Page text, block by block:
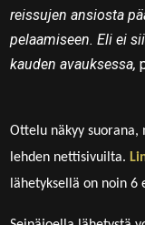
reissujen ansiosta
pelaamiseen. Eli ei
kauden avauksessa,
Ottelu näkyy
lehden nettisivuilta.
lähetyksellä on noin 6